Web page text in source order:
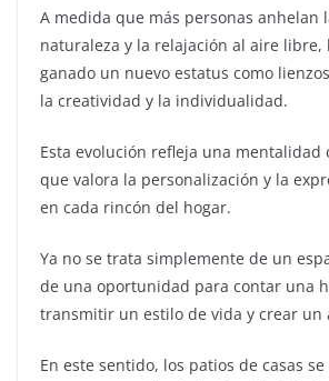
A medida que más personas anhelan
naturaleza y la relajación al aire libre,
ganado un nuevo estatus como
la creatividad y la individualidad.
Esta evolución refleja una mentalidad
que valora la personalización y la
en cada rincón del hogar.
Ya no se trata simplemente de un
de una oportunidad para contar una
transmitir un estilo de vida y crear un
En este sentido, los patios de casas